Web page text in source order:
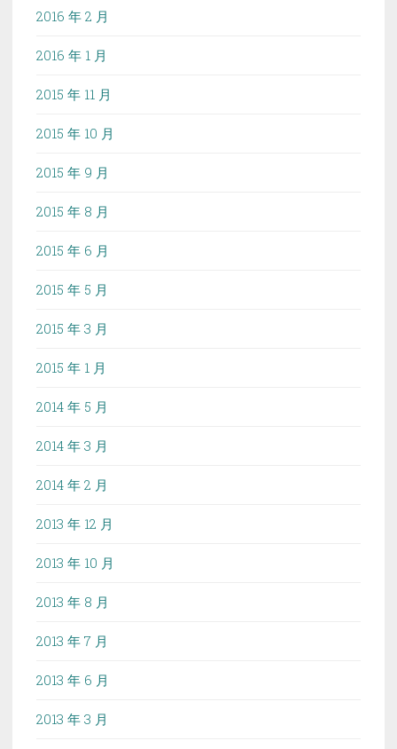
2016 年 2 月
2016 年 1 月
2015 年 11 月
2015 年 10 月
2015 年 9 月
2015 年 8 月
2015 年 6 月
2015 年 5 月
2015 年 3 月
2015 年 1 月
2014 年 5 月
2014 年 3 月
2014 年 2 月
2013 年 12 月
2013 年 10 月
2013 年 8 月
2013 年 7 月
2013 年 6 月
2013 年 3 月